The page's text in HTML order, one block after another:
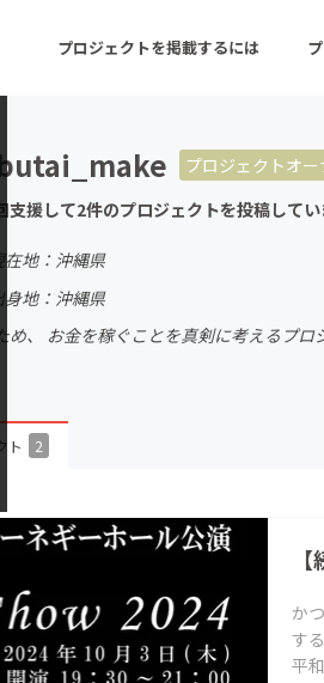
プロジェクトを掲載するには
ーン 注目の新着プロジェクト
音楽
ゲーム・サービス開発
チャレンジ
CAMPFIREふるさと納税
プロジェクトオー
支援して2件のプロジェクトを投稿してい
在地：沖縄県
身地：沖縄県
め、 お金を稼ぐことを真剣に考えるプロ
ト 2
か
す
平